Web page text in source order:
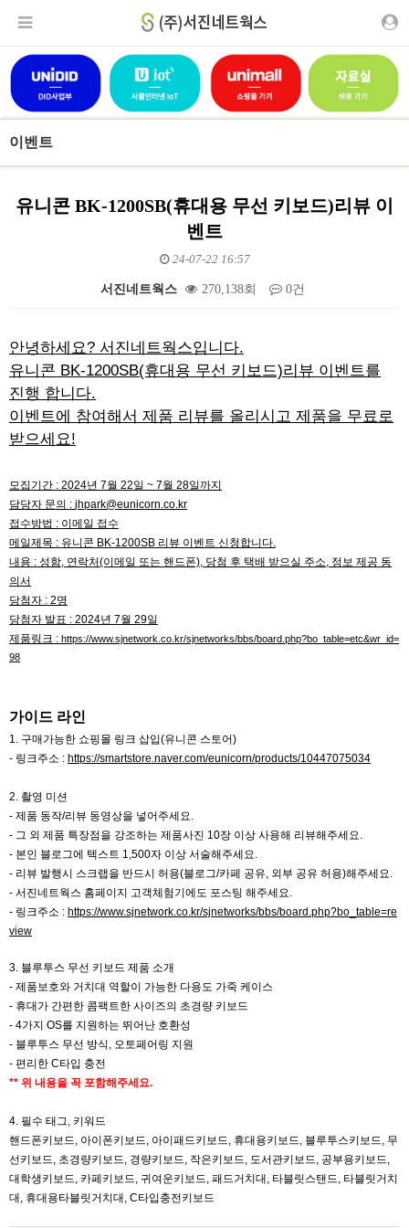
이벤트
유니콘 BK-1200SB(휴대용 무선 키보드)리뷰 이
벤트
24-07-22 16:57
서진네트웍스 270,138회 0건
안녕하세요? 서진네트웍스입니다.
유니콘 BK-1200SB(휴대용 무선 키보드)리뷰 이벤트를
진행 합니다.
이벤트에 참여해서 제품 리뷰를 올리시고 제품을 무료로
받으세요!
모집기간 : 2024년 7월 22일 ~ 7월 28일까지
담당자 문의 : jhpark@eunicorn.co.kr
접수방법 : 이메일 접수
메일제목 : 유니콘 BK-1200SB 리뷰 이벤트 신청합니다.
내용 : 성함, 연락처(이메일 또는 핸드폰), 당첨 후 택배 받으실 주소, 정보 제공 동
의서
당첨자 : 2명
당첨자 발표 : 2024년 7월 29일
제품링크 : https://www.sjnetwork.co.kr/sjnetworks/bbs/board.php?bo_table=etc&wr_id=
98
가이드 라인
1. 구매가능한 쇼핑몰 링크 삽입(유니콘 스토어)
- 링크주소 : https://smartstore.naver.com/eunicorn/products/10447075034
2. 촬영 미션
- 제품 동작/리뷰 동영상을 넣어주세요.
- 그 외 제품 특장점을 강조하는 제품사진 10장 이상 사용해 리뷰해주세요.
- 본인 블로그에 텍스트 1,500자 이상 서술해주세요.
- 리뷰 발행시 스크랩을 반드시 허용(블로그/카페 공유, 외부 공유 허용)해주세요.
- 서진네트웍스 홈페이지 고객체험기에도 포스팅 해주세요.
- 링크주소 : https://www.sjnetwork.co.kr/sjnetworks/bbs/board.php?bo_table=re
view
3. 블루투스 무선 키보드 제품 소개
- 제품보호와 거치대 역할이 가능한 다용도 가죽 케이스
- 휴대가 간편한 콤팩트한 사이즈의 초경량 키보드
- 4가지 OS를 지원하는 뛰어난 호환성
- 블루투스 무선 방식, 오토페어링 지원
- 편리한 C타입 충전
** 위 내용을 꼭 포함해주세요.
4. 필수 태그, 키워드
핸드폰키보드, 아이폰키보드, 아이패드키보드, 휴대용키보드, 블루투스키보드, 무
선키보드, 초경량키보드, 경량키보드, 작은키보드, 도서관키보드, 공부용키보드,
대학생키보드, 카페키보드, 귀여운키보드, 패드거치대, 타블릿스탠드, 타블릿거치
대, 휴대용타블릿거치대, C타입충전키보드